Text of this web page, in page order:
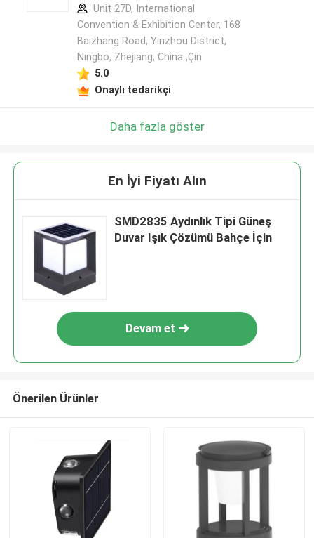
Unit 27D, International
Convention & Exhibition Center, 168
Baizhang Road, Yinzhou District,
Ningbo, Zhejiang, China ,Çin
5.0
Onaylı tedarikçi
Daha fazla göster
En İyi Fiyatı Alın
SMD2835 Aydınlık Tipi Güneş
Duvar Işık Çözümü Bahçe İçin
Devam et
Önerilen Ürünler